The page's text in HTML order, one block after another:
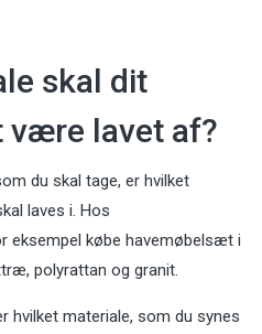
skal dit
lavet af?
du skal tage, er hvilket
laves i. Hos
eksempel købe havemøbelsæt i
polyrattan og granit.
hvilket materiale, som du synes